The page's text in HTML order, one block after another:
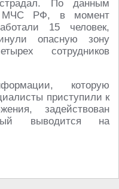
По данным
МЧС РФ, в момент
15 человек,
опасную зону
сотрудников
которую
приступили к
задействован
выводится на